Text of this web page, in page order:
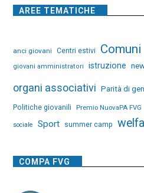
AREE TEMATICHE
anci giovani Centri estivi Comuni
giovani amministratori istruzione
organi associativi Parità di
Politiche giovanili Premio NuovaPA FVG
sociale Sport summer camp
COMPA FVG